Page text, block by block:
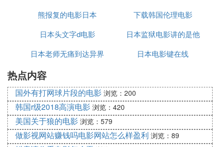
婕旇壓缁忓巻
2005骞达紝椹涓滈敗鍙傛紨鍔ㄤ綔绉戝够鍠滃墽銆婂
ぉ鍐涖嬶紝姝ｅ紡鍑洪亾銆
2007骞3鏈19鏃ワ紝鐢变繛鍝插媷鎵у硷紝楂樿搐璐
炪佹渤姝ｅ畤涓绘紨鐨勮亴涓氱埍鎯呭墽銆奌.I.T銆
岃笍鍏ョ數瑙嗗湀锛8鏈30鏃ワ紝鍙傛紨鐨勭敱寤夋
櫠闆呫佸崜鍦ㄥ媼銆佸肮鏅烘晱涓绘紨鐨勭埍鎯呭枩
鍓с婃垜鐢熷懡涓鏈绯熺硶鐨勭敺浜恒嬩笂鏄犮
2008骞4鏈16鏃ワ紝鍙傛紨浜嗙敱钄＄惓銆佹潕闃甸
儊銆佹潕閽熻但绛変富婕旂殑鑱屼笟鐖辨儏鐢佃嗗墽
銆婂己鏁屼滑銆嬶紱7鏈17鏃ワ紝鐢遍噾鐭ヤ簯鎵у硷
熊报复的电影日本
下载韩国伦理电影
日本头文字d电影
日本监狱电影讲的是他
爱人
日本老师无痛到达异界
日本电影键在线
热点内容
国外有打网球片段的电影 浏览：200
韩国r级2018高演电影 浏览：420
美国关于狼的电影 浏览：579
做影视网站赚钱吗电影网站怎么样盈利 浏览：89